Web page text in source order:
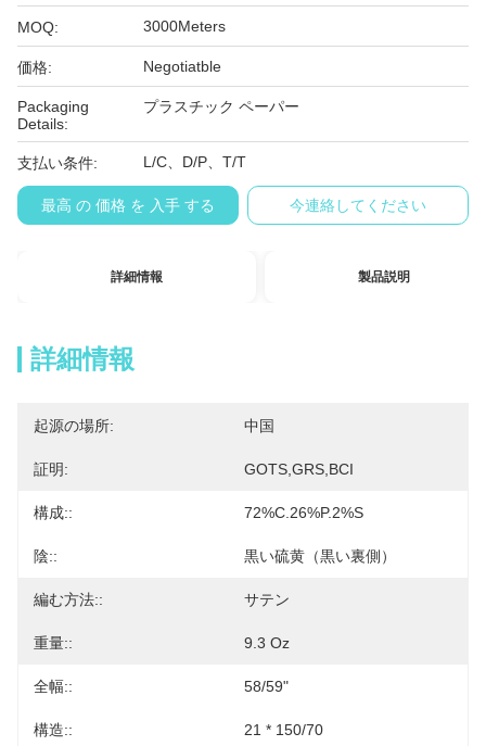
MOQ: 3000Meters
価格: Negotiatble
Packaging
Details:
プラスチック ペーパー
支払い条件: L/C、D/P、T/T
最高 の 価格 を 入手 する 今連絡してください
詳細情報 製品説明
詳細情報
起源の場所: 中国
証明: GOTS,GRS,BCI
構成:: 72%C.26%P.2%S
陰:: 黒い硫黄（黒い裏側）
編む方法:: サテン
重量:: 9.3 Oz
全幅:: 58/59"
構造:: 21 * 150/70